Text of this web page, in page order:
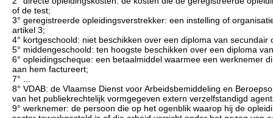
of de test;
3° geregistreerde opleidingsverstrekker: een instelling of
artikel 3;
4° kortgeschoold: niet beschikken over een diploma van secundair
5° middengeschoold: ten hoogste beschikken over een diploma
6° opleidingscheque: een betaalmiddel waarmee een werknemer
aan hem factureert;
7° ...
8° VDAB: de Vlaamse Dienst voor Arbeidsbemiddeling en
van het publiekrechtelijk vormgegeven extern verzelfstandigd
9° werknemer: de persoon die op het ogenblik waarop hij de